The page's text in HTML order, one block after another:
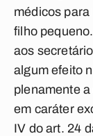
médicos
filho
aos
algum efeito
plenamente
em caráter
IV do art. 24